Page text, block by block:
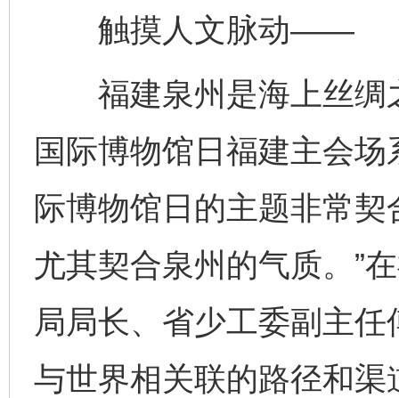
触摸人文脉动——
福建泉州是海上丝绸
国际博物馆日福建主会
际博物馆日的主题非常
尤其契合泉州的气质。”
局局长、省少工委副主
与世界相关联的路径和渠